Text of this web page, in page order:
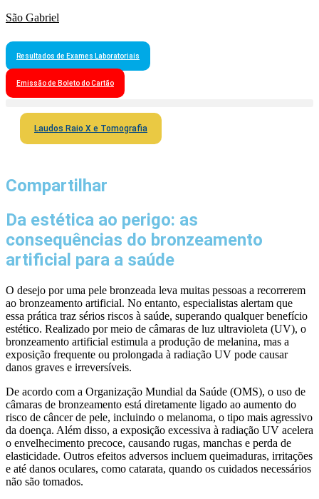
São Gabriel
Resultados de Exames Laboratoriais
Emissão de Boleto do Cartão
Laudos Raio X e Tomografia
Compartilhar
Da estética ao perigo: as
consequências do bronzeamento
artificial para a saúde
O desejo por uma pele bronzeada leva muitas pessoas a recorrerem
ao bronzeamento artificial. No entanto, especialistas alertam que
essa prática traz sérios riscos à saúde, superando qualquer benefício
estético. Realizado por meio de câmaras de luz ultravioleta (UV), o
bronzeamento artificial estimula a produção de melanina, mas a
exposição frequente ou prolongada à radiação UV pode causar
danos graves e irreversíveis.
De acordo com a Organização Mundial da Saúde (OMS), o uso de
câmaras de bronzeamento está diretamente ligado ao aumento do
risco de câncer de pele, incluindo o melanoma, o tipo mais agressivo
da doença. Além disso, a exposição excessiva à radiação UV acelera
o envelhecimento precoce, causando rugas, manchas e perda de
elasticidade. Outros efeitos adversos incluem queimaduras, irritações
e até danos oculares, como catarata, quando os cuidados necessários
não são tomados.